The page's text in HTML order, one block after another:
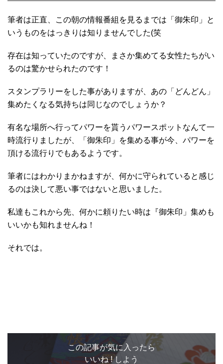
筆者は正直、この朝の情報番組を見るまでは「御朱印」と
いうものをはっきりは知りませんでした(笑
存在は知っていたのですが、まさか集めてる女性たちがい
るのは驚かせられたのです！
スタンプラリーをした事がありますが、あの「どんどん」
集めたくなる気持ちは同じなのでしょうか？
有名な場所へ行ってパワーを貰うパワースポットなんて一
時流行りましたが、「御朱印」を集める事が今、パワーを
頂ける流行りでもあるようです。
筆者にはわかりまかねますが、何かに守られていると感じ
るのは決して悪い事ではないと思いました。
私達もこれから先、何かに頼りたい時は『御朱印」集めも
いいかも知れませんね！
それでは。
この記事が気に入ったら
いいね ! しよう